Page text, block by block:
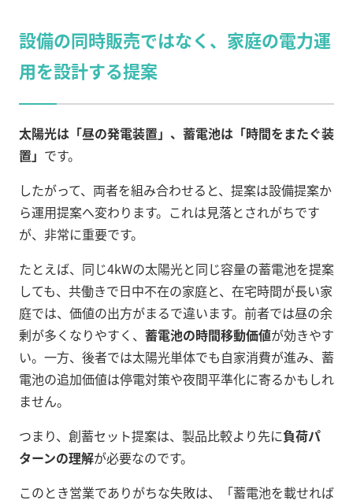
設備の同時販売ではなく、家庭の電力運
用を設計する提案
太陽光は「昼の発電装置」、蓄電池は「時間をまたぐ装
置」 です。
したがって、両者を組み合わせると、提案は設備提案か
ら運用提案へ変わります。これは見落とされがちです
が、非常に重要です。
たとえば、同じ4kWの太陽光と同じ容量の蓄電池を提案
しても、共働きで日中不在の家庭と、在宅時間が長い家
庭では、価値の出方がまるで違います。前者では昼の余
剰が多くなりやすく、 蓄電池の時間移動価値が効きやす
い。一方、後者では太陽光単体でも自家消費が進み、蓄
電池の追加価値は停電対策や夜間平準化に寄るかもしれ
ません。
つまり、創蓄セット提案は、製品比較より先に負荷パ
ターンの理解が必要なのです。
このとき営業でありがちな失敗は、「蓄電池を載せれば